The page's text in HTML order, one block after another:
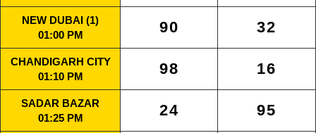
NEW DUBAI (1)
01:00 PM
90 32
CHANDIGARH CITY
01:10 PM
98 16
SADAR BAZAR
01:25 PM
24 95